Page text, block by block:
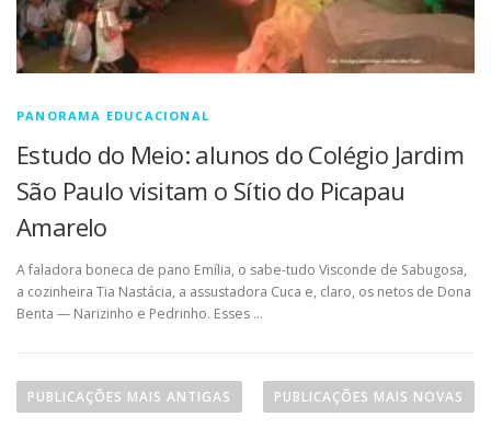
PANORAMA EDUCACIONAL
Estudo do Meio: alunos do Colégio Jardim
São Paulo visitam o Sítio do Picapau
Amarelo
A faladora boneca de pano Emília, o sabe-tudo Visconde de Sabugosa,
a cozinheira Tia Nastácia, a assustadora Cuca e, claro, os netos de Dona
Benta — Narizinho e Pedrinho. Esses …
aPUBLICAÇÕES MAIS ANTIGAS PUBLICAÇÕES MAIS NOVAS